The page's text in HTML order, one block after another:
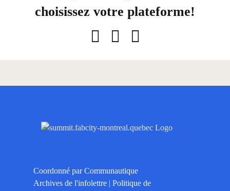
choisissez votre plateforme!
Facebook
LinkedIn
Coordonné parCommunautique
Archives de l'infolettre | Politique de